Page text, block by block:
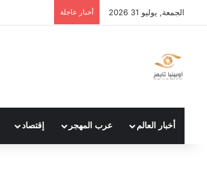
الجمعة, يوليو 31 2026 أخبار عاجلة
أخبار العالم عرب المهجر إقتصاد